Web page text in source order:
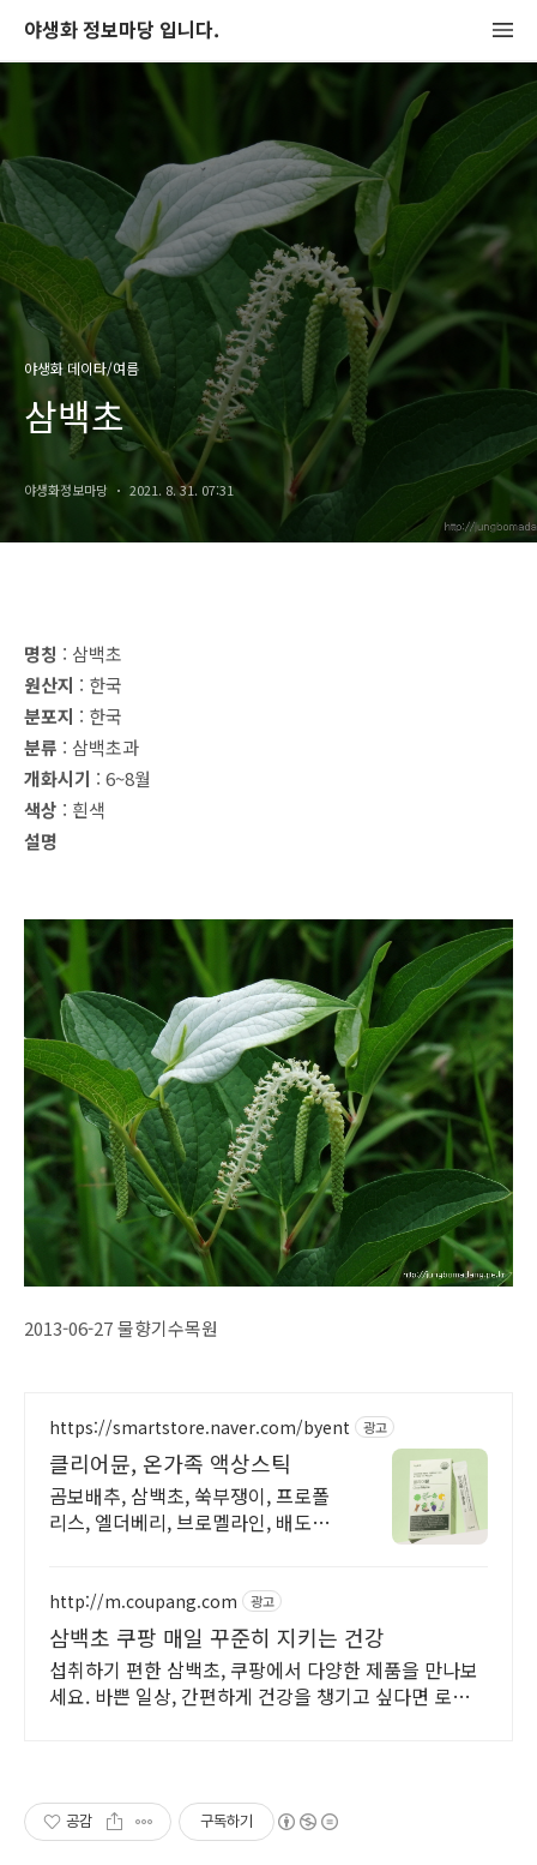
야생화 정보마당 입니다.
야생화 데이타/여름
삼백초
야생화정보마당 2021. 8. 31. 07:31
명칭 : 삼백초
원산지 : 한국
분포지 : 한국
분류 : 삼백초과
개화시기 : 6~8월
색상 : 흰색
설명
2013-06-27 물향기수목원
https://smartstore.naver.com/byent 광고
클리어뮨, 온가족 액상스틱
곰보배추, 삼백초, 쑥부쟁이, 프로폴
리스, 엘더베리, 브로멜라인, 배도라
http://m.coupang.com 광고
삼백초 쿠팡 매일 꾸준히 지키는 건강
섭취하기 편한 삼백초, 쿠팡에서 다양한 제품을 만나보
세요. 바쁜 일상, 간편하게 건강을 챙기고 싶다면 로켓배
공감 구독하기